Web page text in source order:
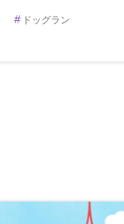
# ドッグラン